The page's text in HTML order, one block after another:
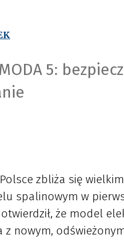
5:
zbliża się
spalinowym w
że model
z nowym,